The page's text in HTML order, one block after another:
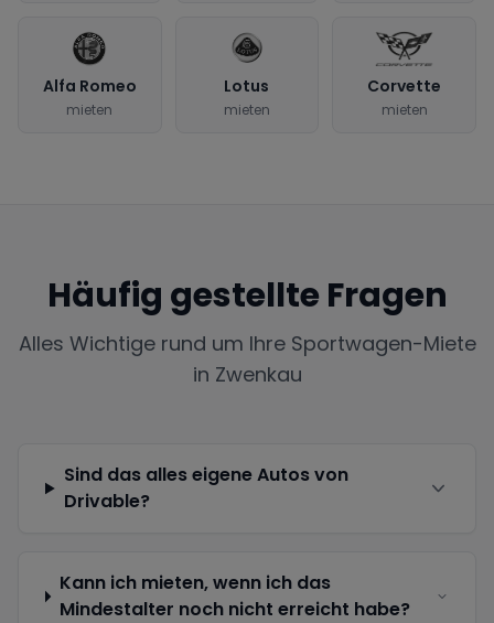
Alfa Romeo
mieten
Lotus
mieten
Corvette
mieten
Häufig gestellte Fragen
Alles Wichtige rund um Ihre Sportwagen-Miete
in Zwenkau
Sind das alles eigene Autos von
Drivable?
Kann ich mieten, wenn ich das
Mindestalter noch nicht erreicht habe?